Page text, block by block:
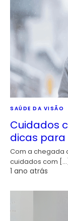
SAÚDE DA VISÃO
Cuidados
dicas para
Com a chegada
cuidados com […]
1 ano atrás